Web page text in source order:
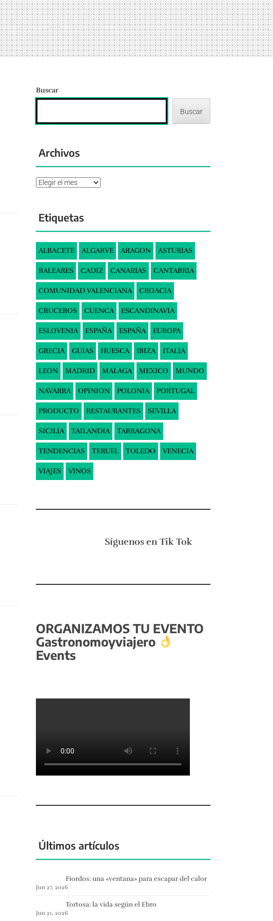
Buscar
Buscar
Archivos
Archivos
Etiquetas
ALBACETE ALGARVE ARAGON ASTURIAS
BALEARES CADIZ CANARIAS CANTABRIA
COMUNIDAD VALENCIANA CROACIA
CRUCEROS CUENCA ESCANDINAVIA
ESLOVENIA ESPAÑA ESPAÑA EUROPA
GRECIA GUIAS HUESCA IBIZA ITALIA
LEON MADRID MALAGA MEXICO MUNDO
NAVARRA OPINION POLONIA PORTUGAL
PRODUCTO RESTAURANTES SEVILLA
SICILIA TAILANDIA TARRAGONA
TENDENCIAS TERUEL TOLEDO VENECIA
VIAJES VINOS
Síguenos en Tik Tok
ORGANIZAMOS TU EVENTO
Gastronomoyviajero
Events
Últimos artículos
Fiordos: una «ventana» para escapar del calor
Jun 27, 2026
Tortosa: la vida según el Ebro
Jun 21, 2026